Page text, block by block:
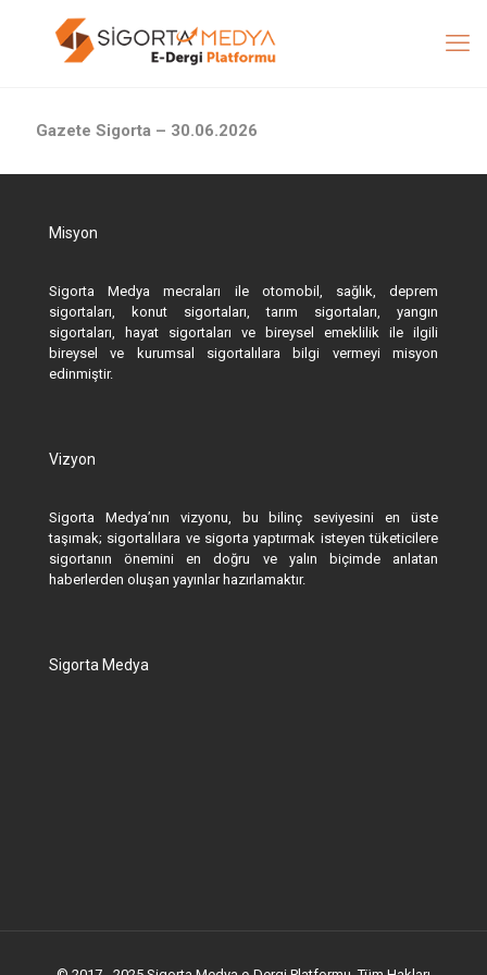
Gazete Sigorta – 30.06.2026
Misyon
Sigorta Medya mecraları ile otomobil, sağlık, deprem
sigortaları, konut sigortaları, tarım sigortaları, yangın
sigortaları, hayat sigortaları ve bireysel emeklilik ile ilgili
bireysel ve kurumsal sigortalılara bilgi vermeyi misyon
edinmiştir.
Vizyon
Sigorta Medya’nın vizyonu, bu bilinç seviyesini en üste
taşımak; sigortalılara ve sigorta yaptırmak isteyen tüketicilere
sigortanın önemini en doğru ve yalın biçimde anlatan
haberlerden oluşan yayınlar hazırlamaktır.
Sigorta Medya